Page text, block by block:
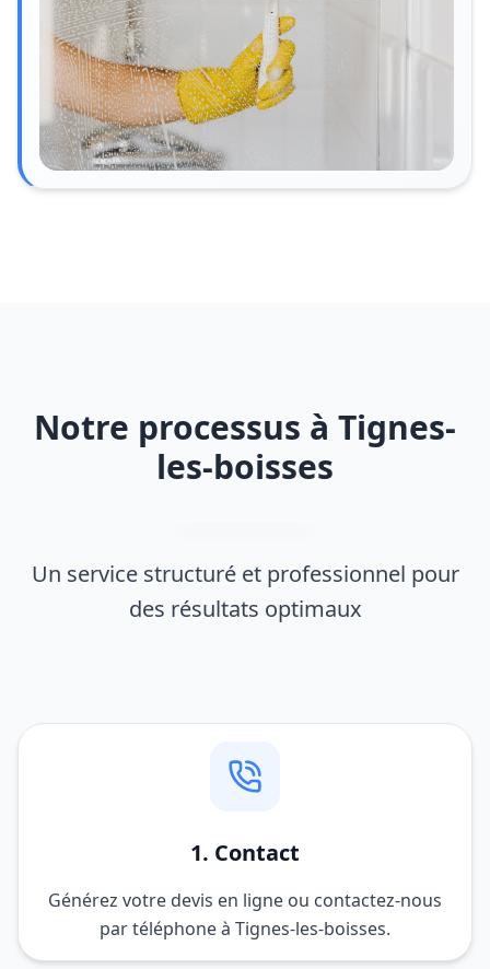
Notre processus à Tignes-
les-boisses
Un service structuré et professionnel pour
des résultats optimaux
1. Contact
Générez votre devis en ligne ou contactez-nous
par téléphone à Tignes-les-boisses.